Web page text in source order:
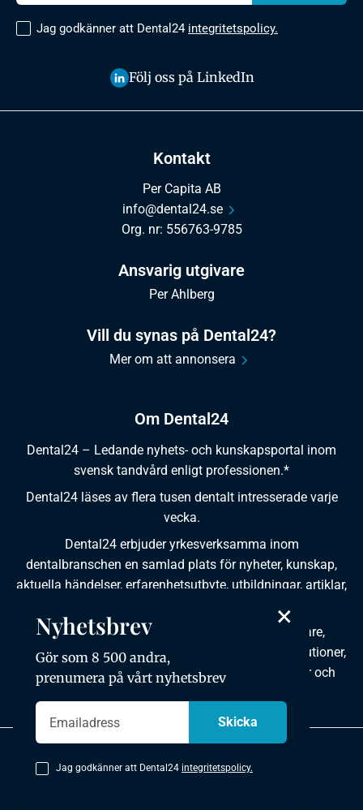
Om Dental24
Dental24 – Ledande nyhets- och kunskapsportal inom
svensk tandvård enligt professionen.*
Dental24 läses av flera tusen dentalt intresserade varje
vecka.
Dental24 erbjuder yrkesverksamma inom
dentalbranschen en samlad plats för nyheter, kunskap,
aktuella händelser, erfarenhetsutbyte, utbildningar, artiklar,
Dental24 produceras i samverkan med tandläkare,
tandhygienister, tandsköterskor, tandtekniker, institutioner,
kursgivare, föreningar, organisationer, leverantörer och
Kontakt
Per Capita AB
info@dental24.se
Org. nr: 556763-9785
Ansvarig utgivare
Per Ahlberg
Vill du synas på Dental24?
Mer om att annonsera
Jag godkänner att Dental24 integritetspolicy.
Följ oss på LinkedIn
Copyright © 2026 Dental24. All rights reserved.
×
Nyhetsbrev
Gör som 8 500 andra,
prenumera på vårt nyhetsbrev
Jag godkänner att Dental24 integritetspolicy.